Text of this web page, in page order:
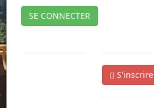
SE CONNECTER
S'inscrire